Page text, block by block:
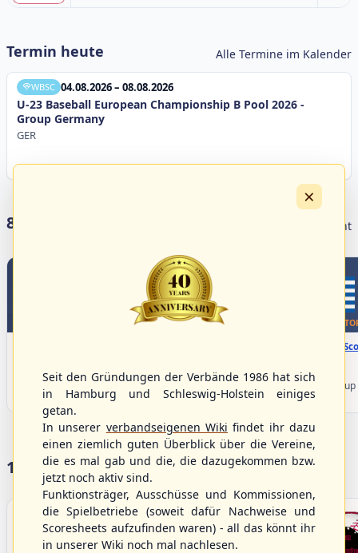
Termin heute Alle Termine im Kalender
WBSC 04.08.2026 – 08.08.2026
U-23 Baseball European Championship B Pool 2026 -
Group Germany
GER
8 Livestreams heute Livestream Übersicht
0
BOTTOM 7
U-23 Baseball European
Championship B Pool 2026 - Group
Germany
WBSC Europe
Box-
U-23 Baseball European
Championship B Pool 2026 - Group
Spain
17 Vereine im S/HBV
×
Seit den Gründungen der Verbände 1986 hat sich
in Hamburg und Schleswig-Holstein einiges
getan.
In unserer verbandseigenen Wiki findet ihr dazu
einen ziemlich guten Überblick über die Vereine,
die es mal gab und die, die dazugekommen bzw.
jetzt noch aktiv sind.
Funktionsträger, Ausschüsse und Kommissionen,
die Spielbetriebe (soweit dafür Nachweise und
Scoresheets aufzufinden waren) - all das könnt ihr
in unserer Wiki noch mal nachlesen.